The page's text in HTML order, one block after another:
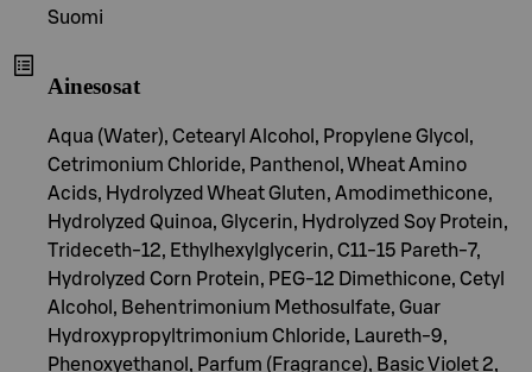
Suomi
Ainesosat
Aqua (Water), Cetearyl Alcohol, Propylene Glycol,
Cetrimonium Chloride, Panthenol, Wheat Amino
Acids, Hydrolyzed Wheat Gluten, Amodimethicone,
Hydrolyzed Quinoa, Glycerin, Hydrolyzed Soy Protein,
Trideceth-12, Ethylhexylglycerin, C11-15 Pareth-7,
Hydrolyzed Corn Protein, PEG-12 Dimethicone, Cetyl
Alcohol, Behentrimonium Methosulfate, Guar
Hydroxypropyltrimonium Chloride, Laureth-9,
Phenoxyethanol, Parfum (Fragrance), Basic Violet 2,